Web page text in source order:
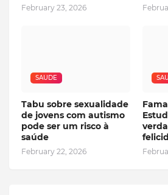
February 23, 2026
SAUDE
Tabu sobre sexualidade
de jovens com autismo
pode ser um risco à
saúde
February 22, 2026